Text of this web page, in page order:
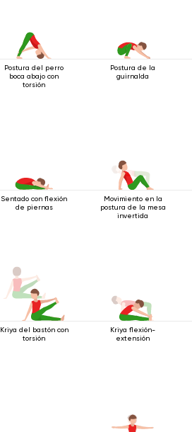
Postura del perro
boca abajo con
torsión
Postura de la
guirnalda
Sentado con flexión
de piernas
Movimiento en la
postura de la mesa
invertida
Kriya del bastón con
torsión
Kriya flexión-
extensión